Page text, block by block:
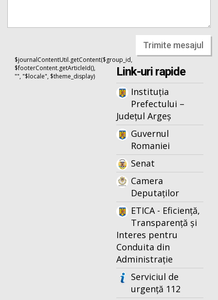
Trimite mesajul
$journalContentUtil.getContent($group_id,
$footerContent.getArticleId(),
"", "$locale", $theme_display)
Link-uri rapide
Instituția
Prefectului –
Județul Argeș
Guvernul
Romaniei
Senat
Camera
Deputaților
ETICA - Eficiență,
Transparență și
Interes pentru
Conduita din
Administrație
Serviciul de
urgență 112